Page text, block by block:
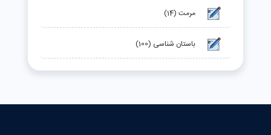
مرمت (14)
باستان شناسی (100)